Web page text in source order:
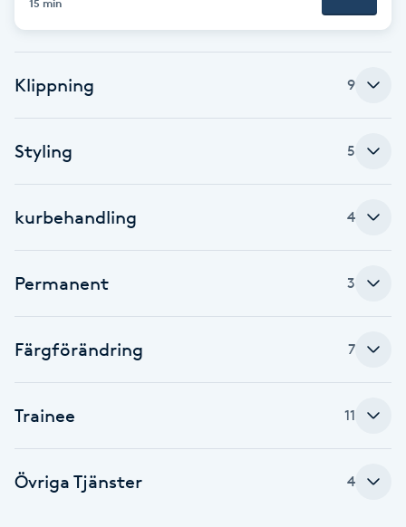
C
Coachning
Cryoterapi
D
Dermapen
E
Enzympeeling
15 min
Klippning 9
Styling 5
kurbehandling 4
Permanent 3
Färgförändring 7
Trainee 11
Övriga Tjänster 4